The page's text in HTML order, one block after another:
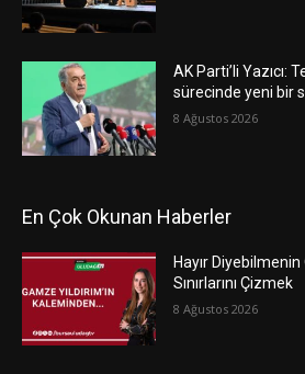
AK Parti’li Yazıcı:
sürecinde yeni bir
8 Ağustos 2026
En Çok Okunan Haberler
Hayır
Sınırlarını Çizmek
8 Ağustos 2026